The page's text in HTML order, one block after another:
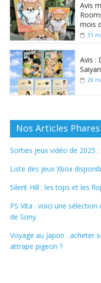
Avis
mois
31
Avis :
29
Nos Articles Phares
Sorties jeux vidéo de 2025
Liste des jeux Xbox
Silent Hill : les tops et les
PS Vita : voici une
de Sony
Voyage au Japon : acheter
attrape pigeon ?